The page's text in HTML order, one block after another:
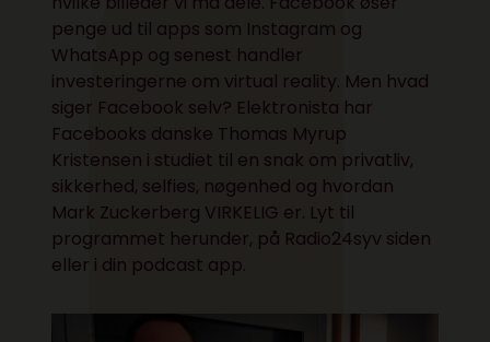
penge ud til apps som Instagram og
WhatsApp og senest handler
investeringerne om virtual reality. Men hvad
siger Facebook selv? Elektronista har
Facebooks danske Thomas Myrup
Kristensen i studiet til en snak om privatliv,
sikkerhed, selfies, nøgenhed og hvordan
Mark Zuckerberg VIRKELIG er. Lyt til
programmet herunder, på Radio24syv siden
eller i din podcast app.